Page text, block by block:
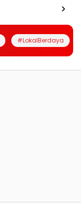
#LokalBerdaya